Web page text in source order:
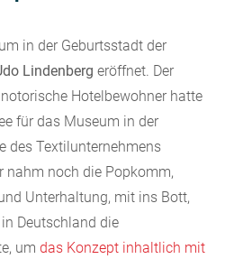
in der Geburtsstadt der
Lindenberg eröffnet. Der
Hotelbewohner hatte
für das Museum in der
des Textilunternehmens
nahm noch die Popkomm,
Unterhaltung, mit ins Bott,
Deutschland die
um das Konzept inhaltlich mit